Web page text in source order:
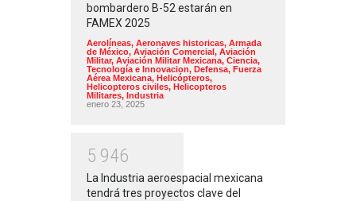
bombardero B-52 estarán en
FAMEX 2025
Aerolíneas, Aeronaves historicas, Armada
de México, Aviación Comercial, Aviación
Militar, Aviación Militar Mexicana, Ciencia,
Tecnología e Innovacion, Defensa, Fuerza
Aérea Mexicana, Helicópteros,
Helicopteros civiles, Helicopteros
Militares, Industria
enero 23, 2025
5 946
La Industria aeroespacial mexicana
tendrá tres proyectos clave del